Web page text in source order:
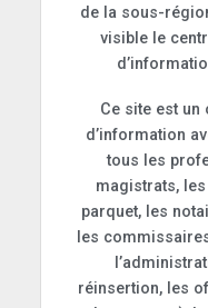
de la sous-
visible le
Ce site est
d’information
tous les
magistrats,
parquet, les
les
réinsertion, les